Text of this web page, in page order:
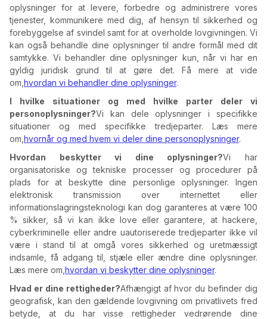
oplysninger for at levere, forbedre og administrere vores
tjenester, kommunikere med dig, af hensyn til sikkerhed og
forebyggelse af svindel samt for at overholde lovgivningen. Vi
kan også behandle dine oplysninger til andre formål med dit
samtykke. Vi behandler dine oplysninger kun, når vi har en
gyldig juridisk grund til at gøre det. Få mere at vide
om, hvordan vi behandler dine oplysninger.
I hvilke situationer og med hvilke parter deler vi
personoplysninger?Vi kan dele oplysninger i specifikke
situationer og med specifikke tredjeparter. Læs mere
om, hvornår og med hvem vi deler dine personoplysninger.
Hvordan beskytter vi dine oplysninger?Vi har
organisatoriske og tekniske processer og procedurer på
plads for at beskytte dine personlige oplysninger. Ingen
elektronisk transmission over internettet eller
informationslagringsteknologi kan dog garanteres at være 100
% sikker, så vi kan ikke love eller garantere, at hackere,
cyberkriminelle eller andre uautoriserede tredjeparter ikke vil
være i stand til at omgå vores sikkerhed og uretmæssigt
indsamle, få adgang til, stjæle eller ændre dine oplysninger.
Læs mere om, hvordan vi beskytter dine oplysninger.
Hvad er dine rettigheder?Afhængigt af hvor du befinder dig
geografisk, kan den gældende lovgivning om privatlivets fred
betyde, at du har visse rettigheder vedrørende dine